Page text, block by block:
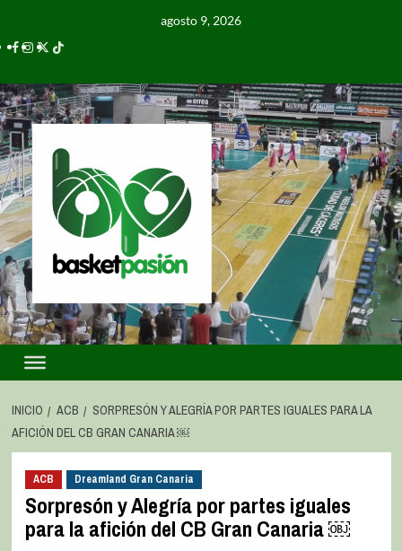
agosto 9, 2026
INICIO ACB
SORPRESÓN Y ALEGRÍA POR PARTES IGUALES PARA LA
AFICIÓN DEL CB GRAN CANARIA ￼
ACB Dreamland Gran Canaria
Sorpresón y Alegría por partes iguales
para la afición del CB Gran Canaria ￼